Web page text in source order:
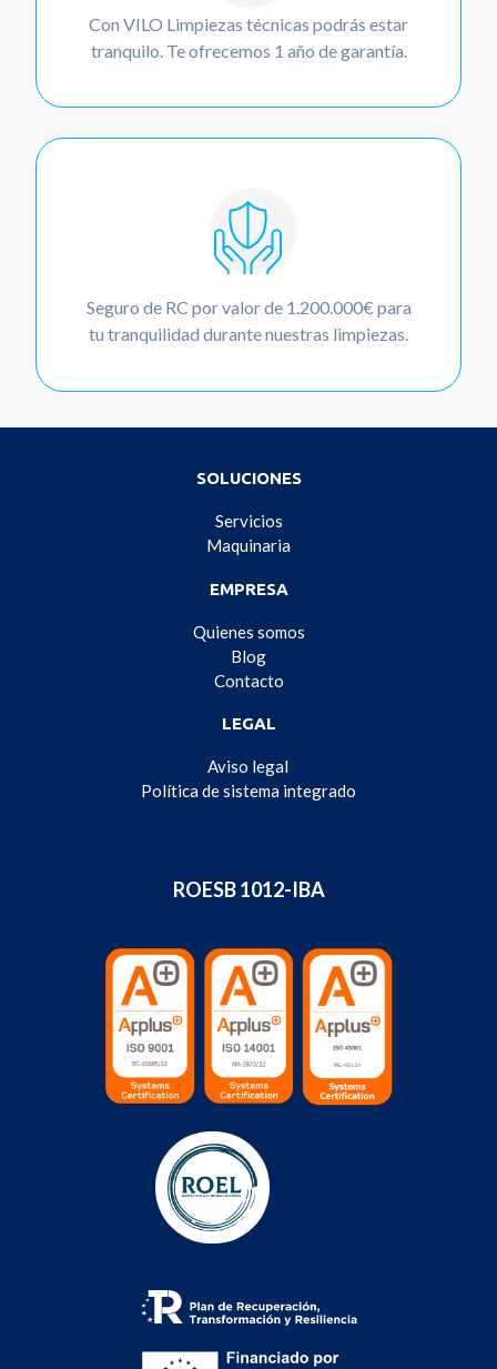
Con VILO Limpiezas técnicas podrás estar
tranquilo. Te ofrecemos 1 año de garantía.
Seguro de RC por valor de 1.200.000€ para
tu tranquilidad durante nuestras limpiezas.
SOLUCIONES
Servicios
Maquinaria
EMPRESA
Quienes somos
Blog
Contacto
LEGAL
Aviso legal
Política de sistema integrado
ROESB 1012-IBA